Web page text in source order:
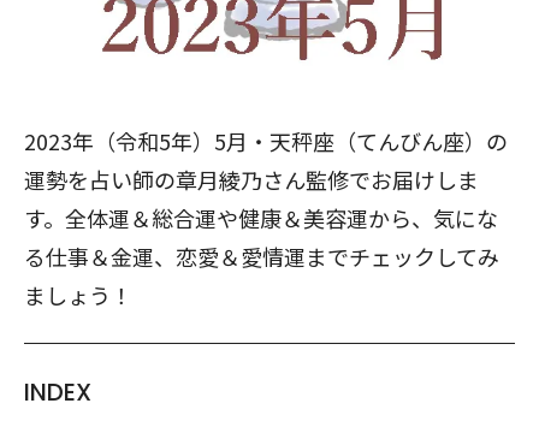
2023年（令和5年）5月・天秤座（てんびん座）の
運勢を占い師の章月綾乃さん監修でお届けしま
す。全体運＆総合運や健康＆美容運から、気にな
る仕事＆金運、恋愛＆愛情運までチェックしてみ
ましょう！
INDEX